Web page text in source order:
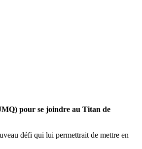
pour se joindre au Titan de
défi qui lui permettrait de mettre en